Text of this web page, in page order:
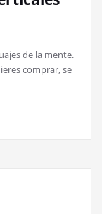
de la mente.
comprar, se